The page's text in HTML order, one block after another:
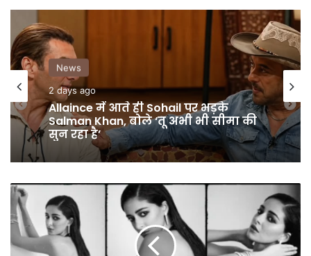
News
2 days ago
Allaince में आते ही Sohail पर भड़के
Salman Khan, बोले ‘तू अभी भी सीमा की
सुन रहा है’
News
3 days ago
बांकीपुर में Prashant Kishor की
ऐतिहासिक जीत, BJP प्रत्याशी को 19 हजार
वोट से दी मात
Ananya
Panday
का
HOT
अंदाज,